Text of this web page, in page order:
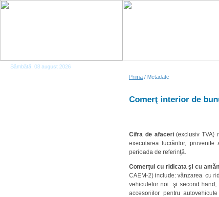
Sâmbătă, 08 august 2026
Prima / Metadate
Comerţ interior de
Cifra de afaceri(exclusiv TVA)
executarea lucrărilor,
perioada de referinţă.
Comerțul cu ridicata şi cu
CAEM-2) include: vânzarea cu
vehiculelor noi şi second
accesoriilor pentru